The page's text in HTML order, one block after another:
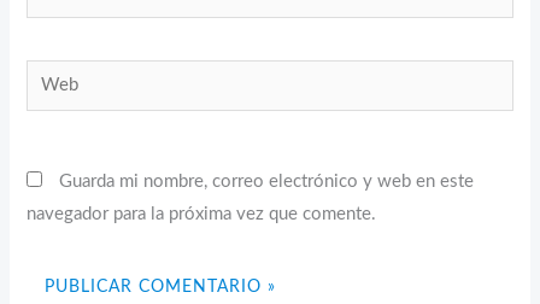
electrónico*
Web
Guarda mi nombre, correo electrónico y web en este
navegador para la próxima vez que comente.